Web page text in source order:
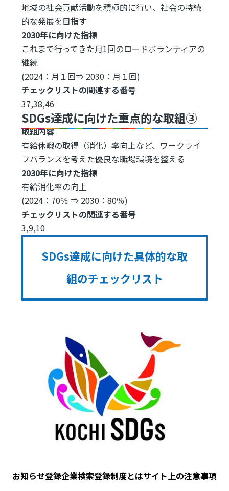
地域の社会貢献活動を積極的に行い、社会の持続
的な発展を目指す
2030年に向けた指標
これまで行ってきた月1回のロードボランティアの
継続
(2024：月１回⇒ 2030：月１回)
チェックリストの関連する番号
37,38,46
SDGs達成に向けた重点的な取組③
取組内容
有給休暇の取得（消化）率向上など、ワークライ
フバランスを考えた優良な職場環境を整える
2030年に向けた指標
有給消化率の向上
(2024：70％ ⇒ 2030：80％)
チェックリストの関連する番号
3,9,10
SDGs達成に向けた具体的な取
組のチェックリスト
お知らせ登録企業検索登録制度とはサイト上の注意事項